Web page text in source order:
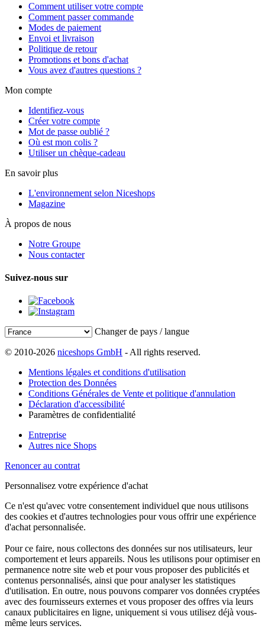
Comment utiliser votre compte
Comment passer commande
Modes de paiement
Envoi et livraison
Politique de retour
Promotions et bons d'achat
Vous avez d'autres questions ?
Mon compte
Identifiez-vous
Créer votre compte
Mot de passe oublié ?
Où est mon colis ?
Utiliser un chèque-cadeau
En savoir plus
L'environnement selon Niceshops
Magazine
À propos de nous
Notre Groupe
Nous contacter
Suivez-nous sur
Changer de pays / langue
© 2010-2026 niceshops GmbH - All rights reserved.
Mentions légales et conditions d'utilisation
Protection des Données
Conditions Générales de Vente et politique d'annulation
Déclaration d'accessibilité
Paramètres de confidentialité
Entreprise
Autres nice Shops
Renoncer au contrat
Personnalisez votre expérience d'achat
Ce n'est qu'avec votre consentement individuel que nous utilisons
des cookies et d'autres technologies pour vous offrir une expérience
d'achat personnalisée.
Pour ce faire, nous collectons des données sur nos utilisateurs, leur
comportement et leurs appareils. Nous les utilisons pour optimiser en
permanence notre site web et pour vous proposer des publicités et
contenus personnalisés, ainsi que pour analyser les statistiques
d'utilisation. En outre, nous pouvons comparer vos données cryptées
avec des fournisseurs externes et vous proposer des offres via leurs
canaux publicitaires en ligne, uniquement si vous utilisez déjà vous-
même leurs services.